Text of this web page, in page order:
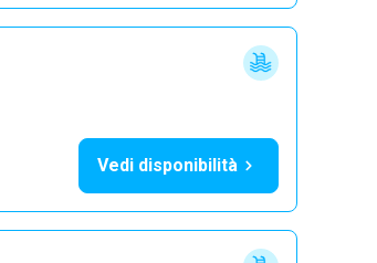
Vedi disponibilità